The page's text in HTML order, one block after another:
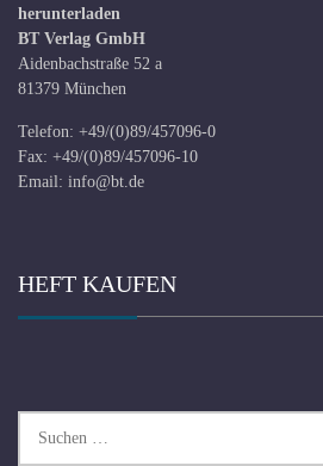
herunterladen
BT Verlag GmbH
Aidenbachstraße 52 a
81379 München
Telefon: +49/(0)89/457096-0
Fax: +49/(0)89/457096-10
Email: info@bt.de
HEFT KAUFEN
nach: